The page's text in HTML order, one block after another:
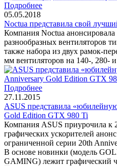
Подробнее
05.05.2018
Noctua представила свой
Компания Noctua
разнообразных вентиляторов
также набора из двух рамок-
мм вентиляторов на 140-,
Подробнее
27.11.2015
ASUS представила
Gold Edition GTX 980 Ti
Компания ASUS приурочила к
графических ускорителей
ограниченной серии 20th
В основе новинки (модель
GAMING) лежит графический